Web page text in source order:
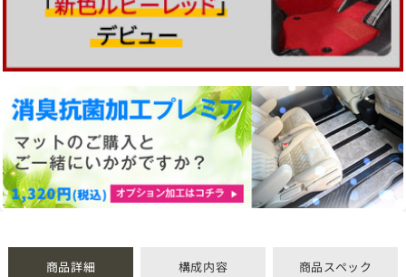
商品詳細 構成内容 商品スペック